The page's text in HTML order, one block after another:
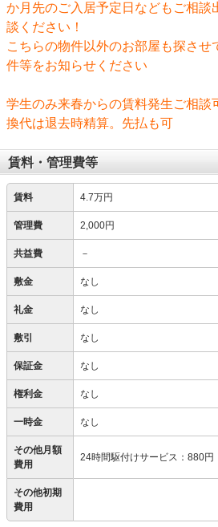
か月先のご入居予定日などもご相談
談ください！
こちらの物件以外のお部屋も探させ
件等をお知らせください
学生のみ来春からの賃料発生ご相談
換代は退去時精算。先払も可
賃料・管理費等
賃料 4.7万円
管理費 2,000円
共益費 －
敷金 なし
礼金 なし
敷引 なし
保証金 なし
権利金 なし
一時金 なし
その他月額
費用
24時間駆付けサービス ： 880円
その他初期
費用